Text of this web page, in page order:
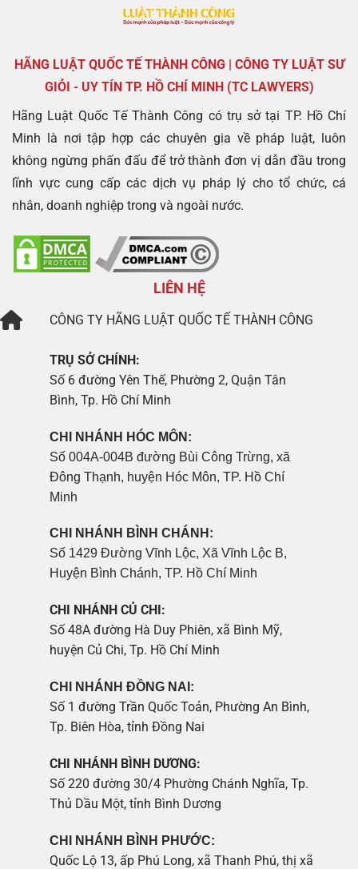
HÃNG LUẬT QUỐC TẾ THÀNH CÔNG | CÔNG TY LUẬT SƯ
GIỎI - UY TÍN TP. HỒ CHÍ MINH (TC LAWYERS)
Hãng Luật Quốc Tế Thành Công có trụ sở tại TP. Hồ Chí
Minh là nơi tập hợp các chuyên gia về pháp luật, luôn
không ngừng phấn đấu để trở thành đơn vị dẫn đầu trong
lĩnh vực cung cấp các dịch vụ pháp lý cho tổ chức, cá
nhân, doanh nghiệp trong và ngoài nước.
LIÊN HỆ
CÔNG TY HÃNG LUẬT QUỐC TẾ THÀNH CÔNG
TRỤ SỞ CHÍNH:
Số 6 đường Yên Thế, Phường 2, Quận Tân
Bình, Tp. Hồ Chí Minh
CHI NHÁNH HÓC MÔN:
Số 004A-004B đường Bùi Công Trừng, xã
Đông Thạnh, huyện Hóc Môn, TP. Hồ Chí
Minh
CHI NHÁNH BÌNH CHÁNH:
Số 1429 Đường Vĩnh Lộc, Xã Vĩnh Lộc B,
Huyện Bình Chánh, TP. Hồ Chí Minh
CHI NHÁNH CỦ CHI:
Số 48A đường Hà Duy Phiên, xã Bình Mỹ,
huyện Củ Chi, Tp. Hồ Chí Minh
CHI NHÁNH ĐỒNG NAI:
Số 1 đường Trần Quốc Toản, Phường An Bình,
Tp. Biên Hòa, tỉnh Đồng Nai
CHI NHÁNH BÌNH DƯƠNG:
Số 220 đường 30/4 Phường Chánh Nghĩa, Tp.
Thủ Dầu Một, tỉnh Bình Dương
CHI NHÁNH BÌNH PHƯỚC:
Quốc Lộ 13, ấp Phú Long, xã Thanh Phú, thị xã